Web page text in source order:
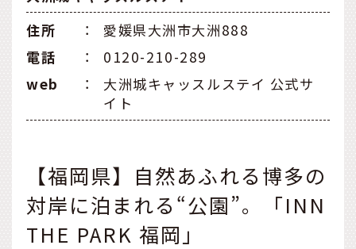
住所
：
愛媛県大洲市大洲888
電話
：
0120-210-289
web
：
大洲城キャッスルステイ 公式サ
イト
【福岡県】自然あふれる博多の
対岸に泊まれる“公園”。「INN
THE PARK 福岡」